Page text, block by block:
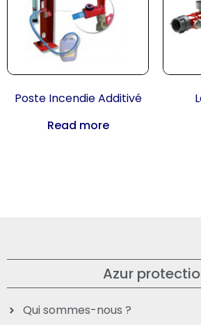
Poste Incendie Additivé
Read more
Azur
Qui sommes-nous ?